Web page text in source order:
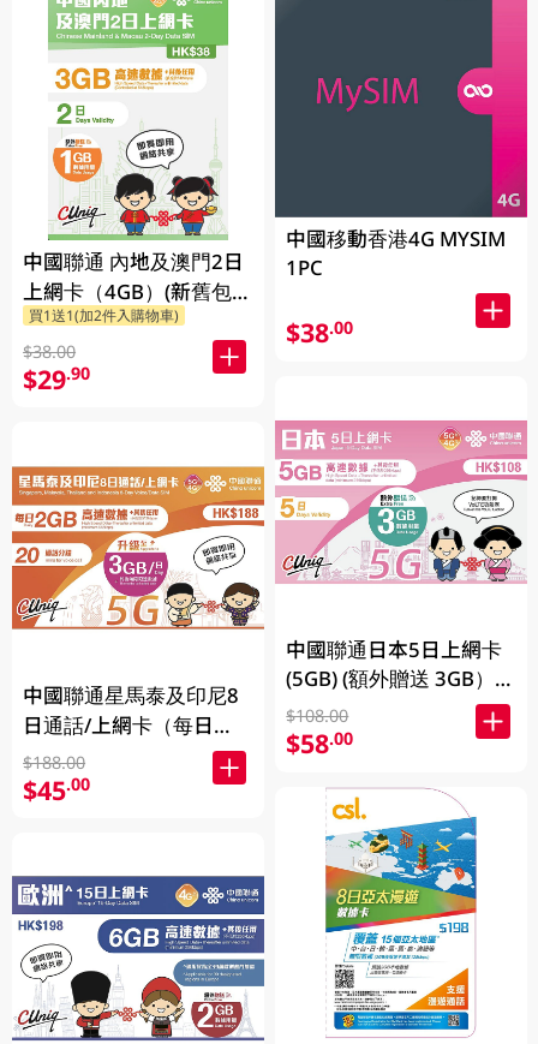
中國聯通 內地及澳門2日
上網卡（4GB）(新舊包裝
隨機發貨)
買1送1(加2件入購物車)
$38.00
$29.90
中國聯通星馬泰及印尼8
日通話/上網卡（每日
3GB）(新舊包裝隨機發
貨)1PC
$188.00
$45.00
中國移動香港4G MYSIM
1PC
$38.00
中國聯通日本5日上網卡
(5GB) (額外贈送 3GB）
(新舊包裝隨機發貨) 1PC
$108.00
$58.00